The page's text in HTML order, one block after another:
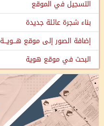
التسجيل في الموقع
بناء شجرة عائلة جديدة
إضافة الصور إلى موقع هـــويـــة
البحث في موقع هوية